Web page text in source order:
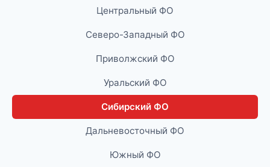
Центральный ФО
Северо-Западный ФО
Приволжский ФО
Уральский ФО
Сибирский ФО
Дальневосточный ФО
Южный ФО